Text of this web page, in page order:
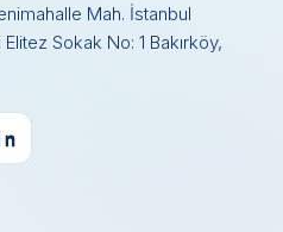
Mah. İstanbul
Sokak No: 1 Bakırköy,